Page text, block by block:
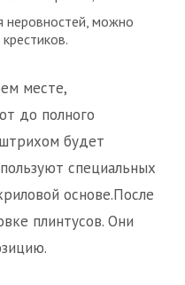
неровностей, можно
месте,
до полного
будет
специальных
основе.После
плинтусов. Они